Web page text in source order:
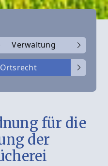
Verwaltung
Ortsrecht
für die
der